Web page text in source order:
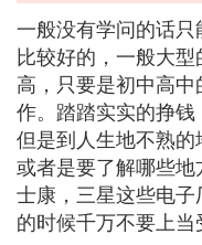
一般没有学问的话
比较好的，一般大
高，只要是初中高
作。踏踏实实的挣钱
但是到人生地不熟的
或者是要了解哪些
士康，三星这些电
的时候千万不要上当